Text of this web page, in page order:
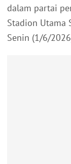
dalam partai
Stadion Utama
Senin (1/6/